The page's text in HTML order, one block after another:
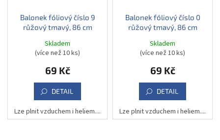
Balonek fóliový číslo 9
růžový tmavý, 86 cm
Skladem
(více než 10 ks)
69 Kč
DETAIL
Lze plnit vzduchem i heliem....
Balonek fóliový číslo 0
růžový tmavý, 86 cm
Skladem
(více než 10 ks)
69 Kč
DETAIL
Lze plnit vzduchem i heliem....